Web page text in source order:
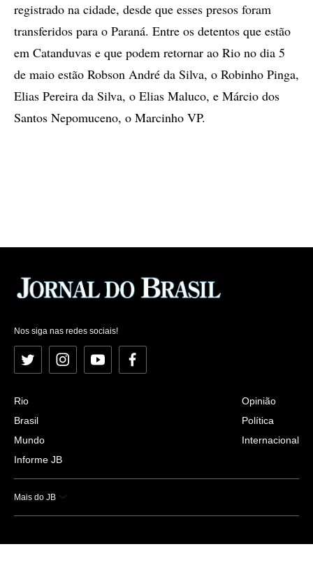
registrado na cidade, desde que esses presos foram
transferidos para o Paraná. Entre os detentos que estão
em Catanduvas e que podem retornar ao Rio no dia 5
de maio estão Robson André da Silva, o Robinho Pinga,
Elias Pereira da Silva, o Elias Maluco, e Márcio dos
Santos Nepomuceno, o Marcinho VP.
Nos siga nas redes sociais!
Twitter InstagramYouTubeFacebook
Rio
Brasil
Mundo
Informe JB
Opinião
Política
Internacional
Mais do JB
Esportes